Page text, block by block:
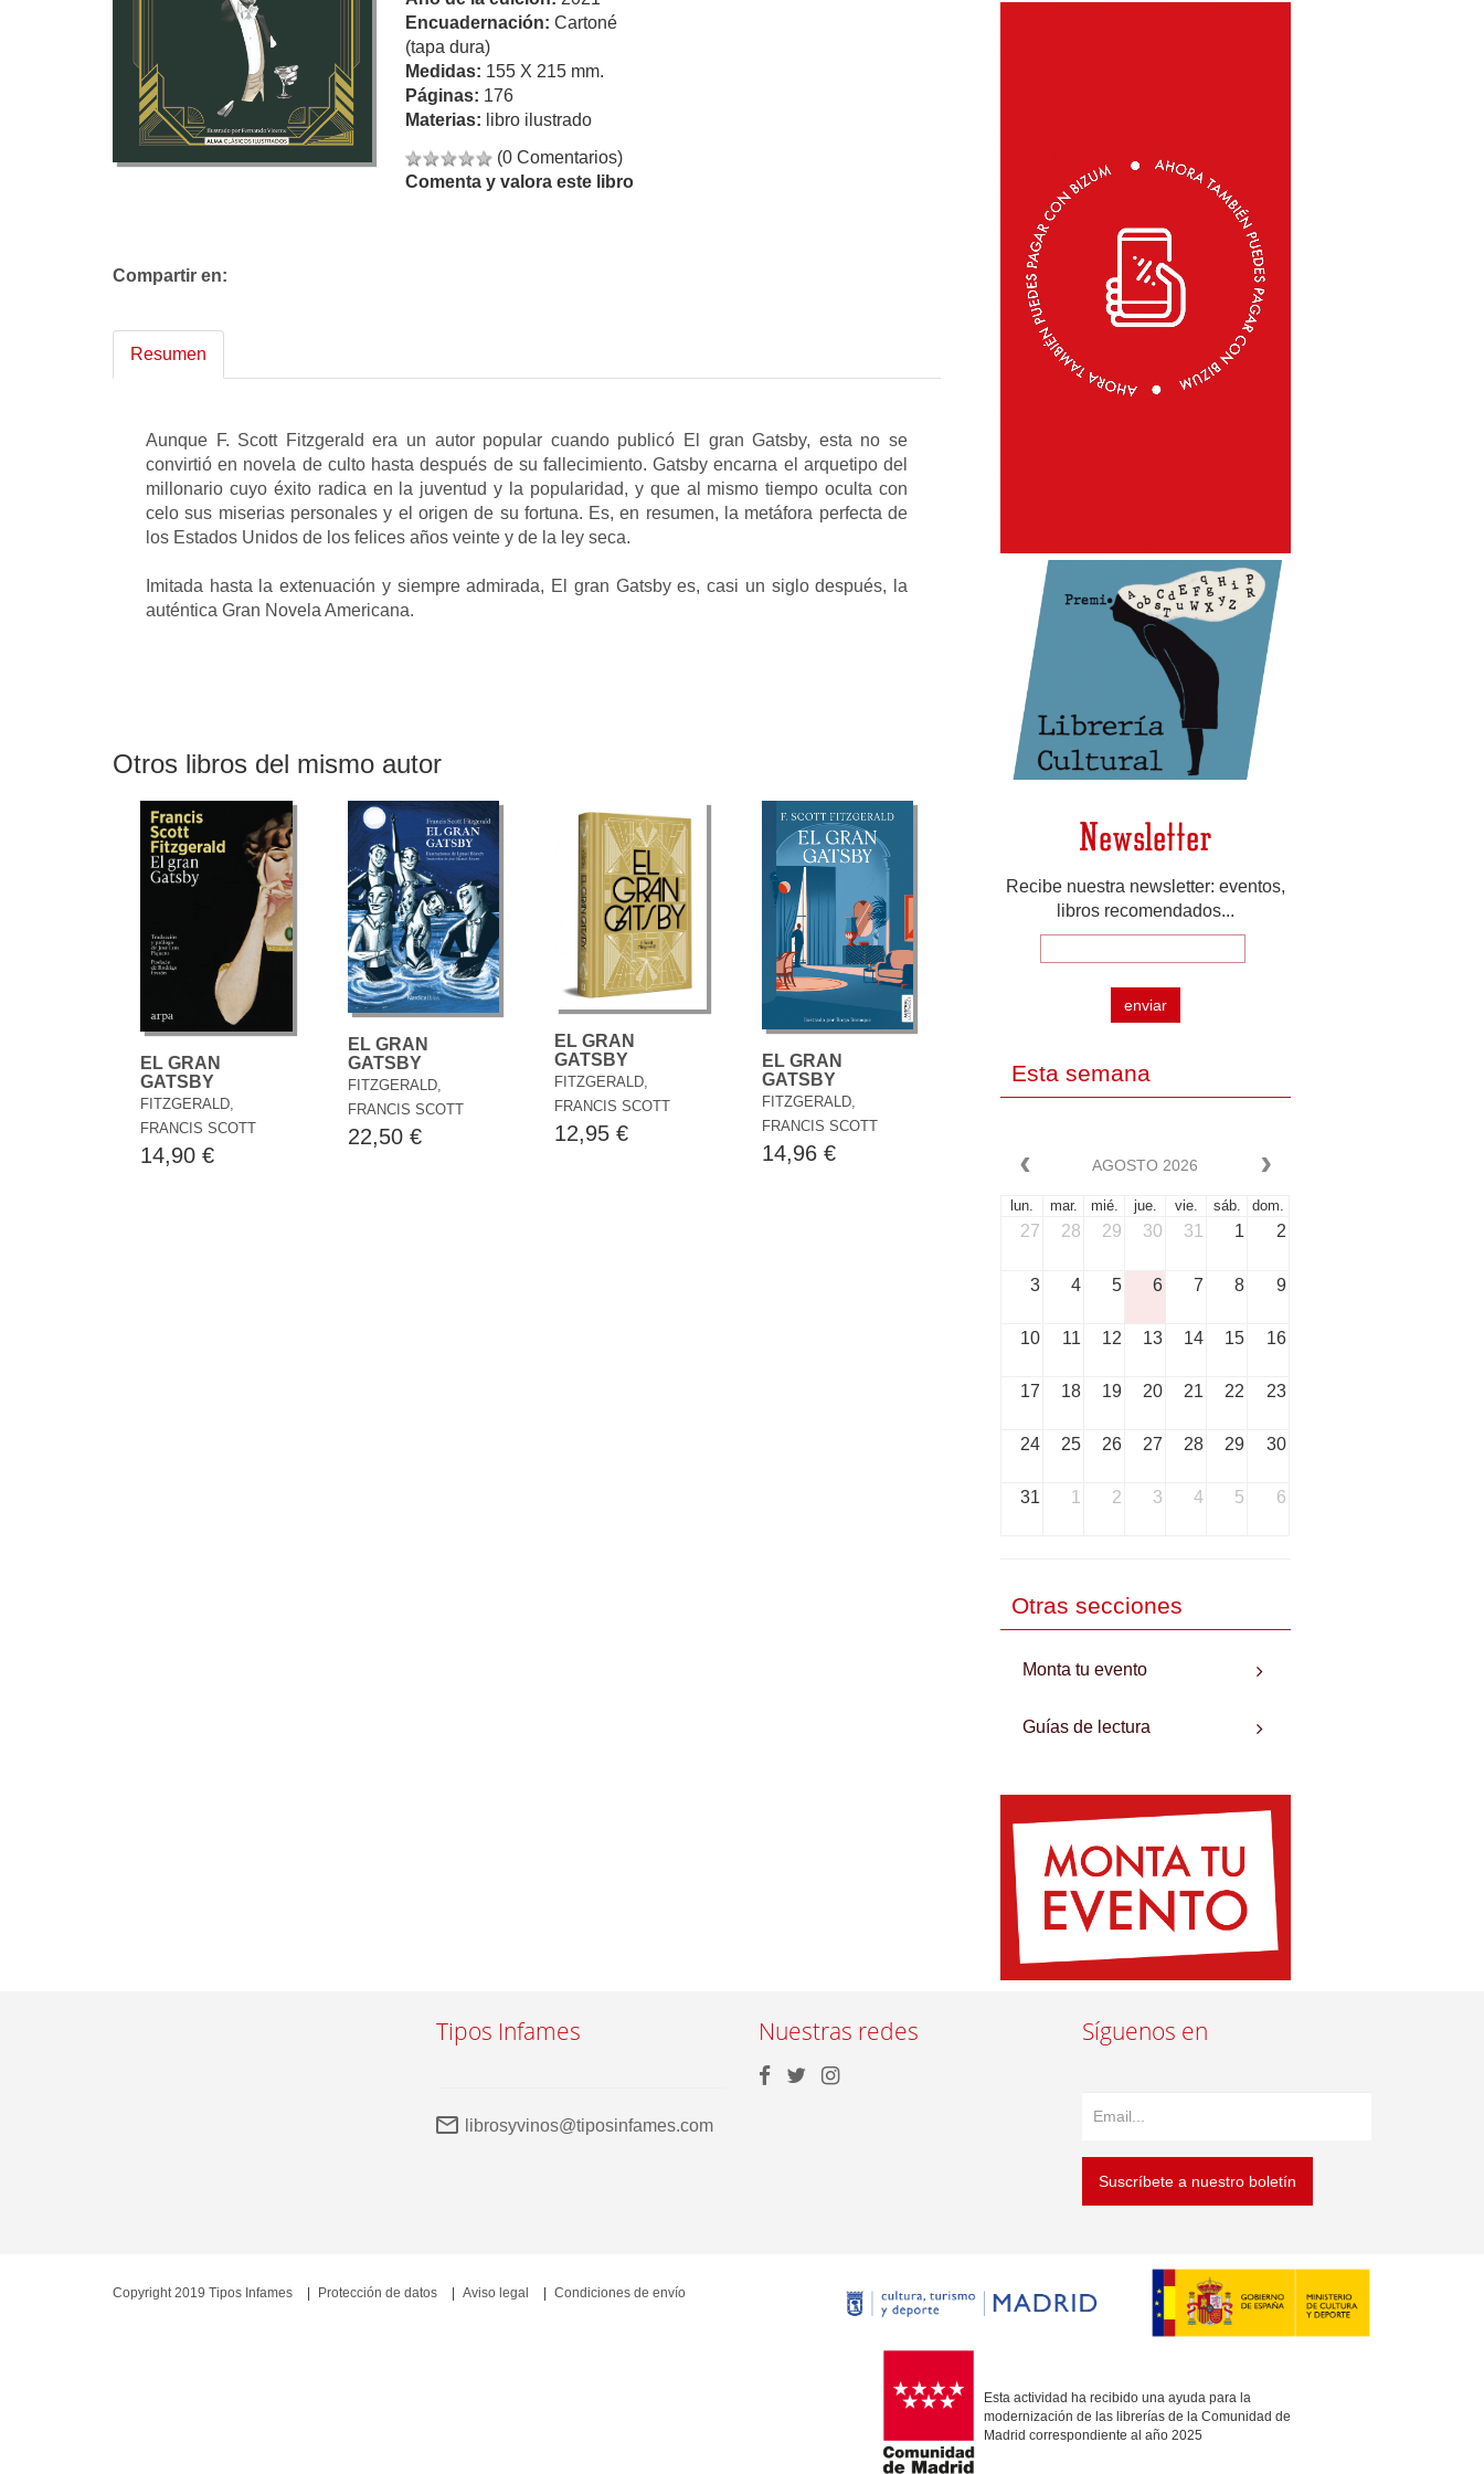
Encuadernación: Cartoné
(tapa dura)
Medidas: 155 X 215 mm.
Páginas: 176
Materias: libro ilustrado
(0 Comentarios)
Comenta y valora este libro
Compartir en:
Resumen
Aunque F. Scott Fitzgerald era un autor popular cuando publicó El gran Gatsby, esta no se
convirtió en novela de culto hasta después de su fallecimiento. Gatsby encarna el arquetipo del
millonario cuyo éxito radica en la juventud y la popularidad, y que al mismo tiempo oculta con
celo sus miserias personales y el origen de su fortuna. Es, en resumen, la metáfora perfecta de
los Estados Unidos de los felices años veinte y de la ley seca.
Imitada hasta la extenuación y siempre admirada, El gran Gatsby es, casi un siglo después, la
auténtica Gran Novela Americana.
Otros libros del mismo autor
EL GRAN
GATSBY
FITZGERALD,
FRANCIS SCOTT
14,90 €
EL GRAN
GATSBY
FITZGERALD,
FRANCIS SCOTT
22,50 €
EL GRAN
GATSBY
FITZGERALD,
FRANCIS SCOTT
12,95 €
EL GRAN
GATSBY
FITZGERALD,
FRANCIS SCOTT
14,96 €
Newsletter
Recibe nuestra newsletter: eventos,
libros recomendados...
enviar
Esta semana
AGOSTO 2026
lun. mar. mié. jue. vie. sáb. dom.
27 28 29 30 31 1 2
3 4 5 6 7 8 9
10 11 12 13 14 15 16
17 18 19 20 21 22 23
24 25 26 27 28 29 30
31 1 2 3 4 5 6
Otras secciones
Monta tu evento
Guías de lectura
Tipos Infames
librosyvinos@tiposinfames.com
Nuestras redes Síguenos en
Suscríbete a nuestro boletín
Esta actividad ha recibido una ayuda para la
modernización de las librerías de la Comunidad de
Madrid correspondiente al año 2025
Copyright 2019 Tipos Infames Protección de datos Aviso legal Condiciones de envío